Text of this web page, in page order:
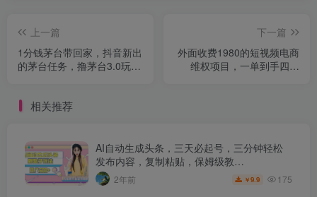
上一篇
1分钱茅台带回家，抖音新出
的茅台任务，撸茅台3.0玩法
下一篇
外面收费1980的短视频电商
维权项目，一单到手四位
相关推荐
AI自动生成头条，三天必起号，三分钟轻松
发布内容，复制粘贴，保姆级教…
2年前 ￥9.9 175